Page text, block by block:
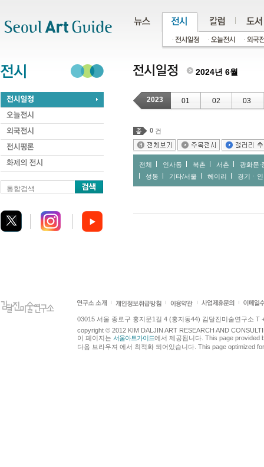
통합검색
2024년 6월
2023 01 02 03
0 건
전체 인사동 북촌 서촌
광화문∙
성동
기타/서울 헤이리 경기ㆍ
03015 서울 종로구 홍지문1길 4 (홍지동44) 김달진미술연구소 T
copyright © 2012 KIM DALJIN ART RESEARCH AND
이 페이지는 서울아트가이드에서 제공됩니다. This page provided
다음 브라우져 에서 최적화 되어있습니다. This page optimized